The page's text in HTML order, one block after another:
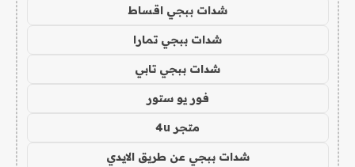
شدات ببجي اقساط
شدات ببجي تمارا
شدات ببجي تابي
فور يو ستور
متجر 4u
شدات ببجي عن طريق الايدي